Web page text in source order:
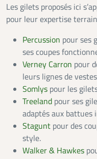
Les gilets proposés ici
pour leur expertise
Percussion pour ses
ses coupes
Verney Carron pour
leurs lignes de
Somlys pour les
Treeland pour ses
adaptés aux battues
Stagunt pour des
style.
Walker & Hawkes